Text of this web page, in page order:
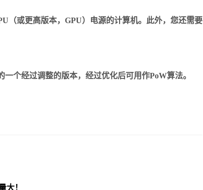
（或更高版本，GPU）电源的计算机。此外，您还需要
个经过调整的版本，经过优化后可用作PoW算法。
大！